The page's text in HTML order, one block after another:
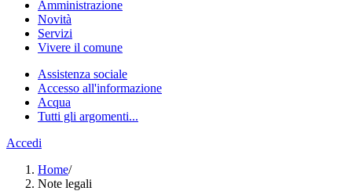
Amministrazione
Novità
Servizi
Vivere il comune
Assistenza sociale
Accesso all'informazione
Acqua
Tutti gli argomenti...
Accedi
Home/
Note legali